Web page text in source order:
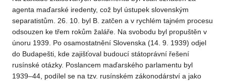
agenta maďarské iredenty, což byl ústupek slovenským
separatistům. 26. 10. byl B. zatčen a v rychlém tajném procesu
odsouzen ke třem rokům žaláře. Na svobodu byl propuštěn v
únoru 1939. Po osamostatnění Slovenska (14. 9. 1939) odjel
do Budapešti, kde zajišťoval budoucí státoprávní řešení
rusínské otázky. Poslancem maďarského parlamentu byl
1939–44, podílel se na tzv. rusínském zákonodárství a jako